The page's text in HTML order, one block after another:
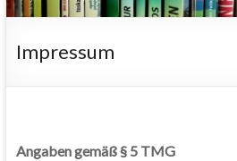
Impressum
Angaben gemäß § 5 TMG